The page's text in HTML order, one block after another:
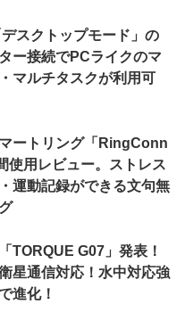
スクトップモード」の
ー接続でPCライクのマ
マルチタスクが利用可
マートリング「RingConn
使用レビュー。ストレス
運動記録ができる文句無
TORQUE G07」発表！
星通信対応！水中対応強
進化！